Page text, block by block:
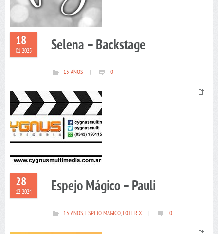
18
01 2025 Selena – Backstage
15 AÑOS 0
28
12 2024 Espejo Mágico – Pauli
15 AÑOS,ESPEJO MAGICO,FOTERIX 0